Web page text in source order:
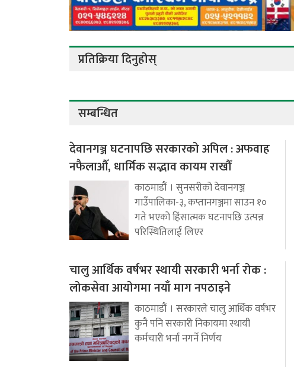
प्रतिक्रिया दिनुहोस्
सम्बन्धित
देवानगञ्ज घटनापछि सरकारको अपिल : अफवाह
नफैलाऔँ, धार्मिक सद्भाव कायम राखौँ
काठमाडौं । सुनसरीको देवानगञ्ज
गाउँपालिका-३, कप्तानगञ्जमा साउन १०
गते भएको हिंसात्मक घटनापछि उत्पन्न
परिस्थितिलाई लिएर
चालु आर्थिक वर्षभर स्थायी सरकारी भर्ना रोक :
लोकसेवा आयोगमा नयाँ माग नपठाइने
काठमाडौं । सरकारले चालु आर्थिक वर्षभर
कुनै पनि सरकारी निकायमा स्थायी
कर्मचारी भर्ना नगर्ने निर्णय